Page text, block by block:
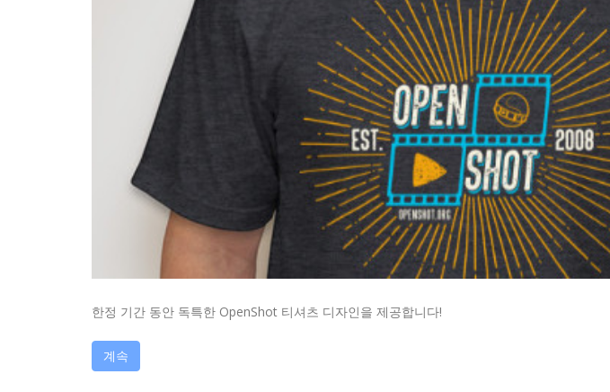
한정 기간 동안 독특한 OpenShot 티셔츠 디자인을 제공합니다!
계속